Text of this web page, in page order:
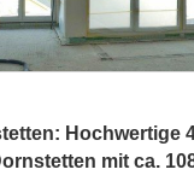
Hochwertige
mit ca.